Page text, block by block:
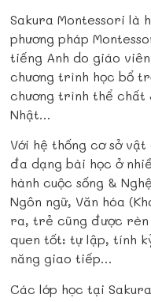
Sakura Montessori là
phương pháp
tiếng Anh do giáo
chương trình học bổ
chương trình thể chất
Nhật…
Với hệ thống cơ sở
đa dạng bài học ở
hành cuộc sống &
Ngôn ngữ, Văn hóa
ra, trẻ cũng được rèn
quen tốt: tự lập, tính
năng giao tiếp…
Các lớp học tại